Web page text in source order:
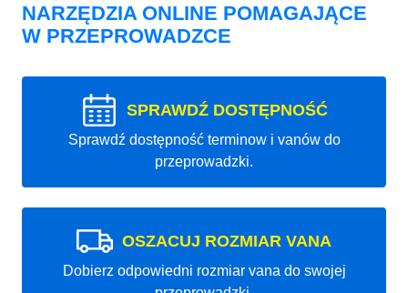
NARZĘDZIA ONLINE POMAGAJĄCE
W PRZEPROWADZCE
SPRAWDŹ DOSTĘPNOŚĆ
Sprawdź dostępność terminow i vanów do
przeprowadzki.
OSZACUJ ROZMIAR VANA
Dobierz odpowiedni rozmiar vana do swojej